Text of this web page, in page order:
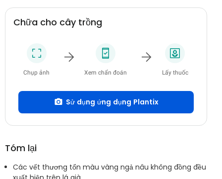
Chữa cho cây trồng
Chụp ảnh Xem chẩn đoán Lấy thuốc
Sử dụng ứng dụng Plantix
Tóm lại
Các vết thương tổn màu vàng ngả nâu không đồng đều